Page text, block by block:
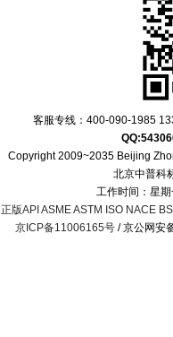
客服专线：400-090-1985
Copyright 2009~2035 Beijing
北京中普科
工作时间：星
正版API ASME ASTM ISO NACE
京ICP备11006165号 / 京公网安